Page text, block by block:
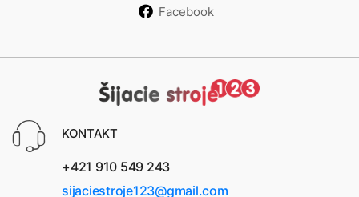
Facebook
KONTAKT
+421 910 549 243
sijaciestroje123@gmail.com